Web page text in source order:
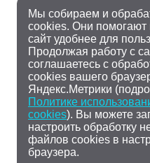
Мы собираем и
cookies. Они помогают
сайт удобнее для
Продолжая работу с
соглашаетесь с
cookies вашего
Яндекс.Метрики
Политике
cookies). Вы можете
настроить обработку
файлов cookies в
браузера.